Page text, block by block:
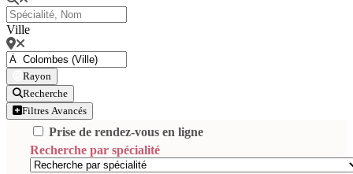
Ville
Rayon
Recherche
Filtres Avancés
Prise de rendez-vous en ligne
Recherche par spécialité